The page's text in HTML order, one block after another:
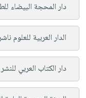
دار المحجة البيضاء
الدار العربية للعلوم
دار الكتاب العربي